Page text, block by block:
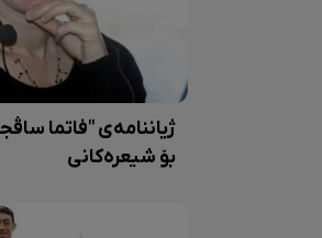
ژیاننامەی "فاتما
بۆ شیعرەکانی